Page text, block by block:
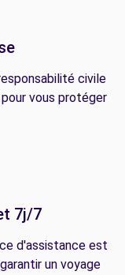
civile
vous protéger
7j/7
d'assistance est
un voyage